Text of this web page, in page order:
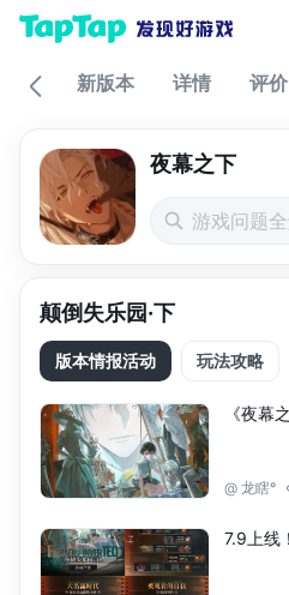
新版本 详情 评价
夜幕之下
颠倒失乐园·下
版本情报活动 玩法攻略
@ 龙瞎°